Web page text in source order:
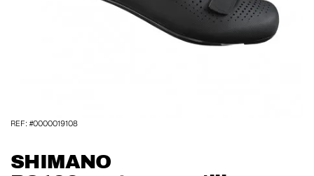
SHIMANO
REF: #0000019108